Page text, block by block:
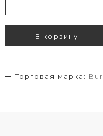
-
В корзину
Торговая марка: